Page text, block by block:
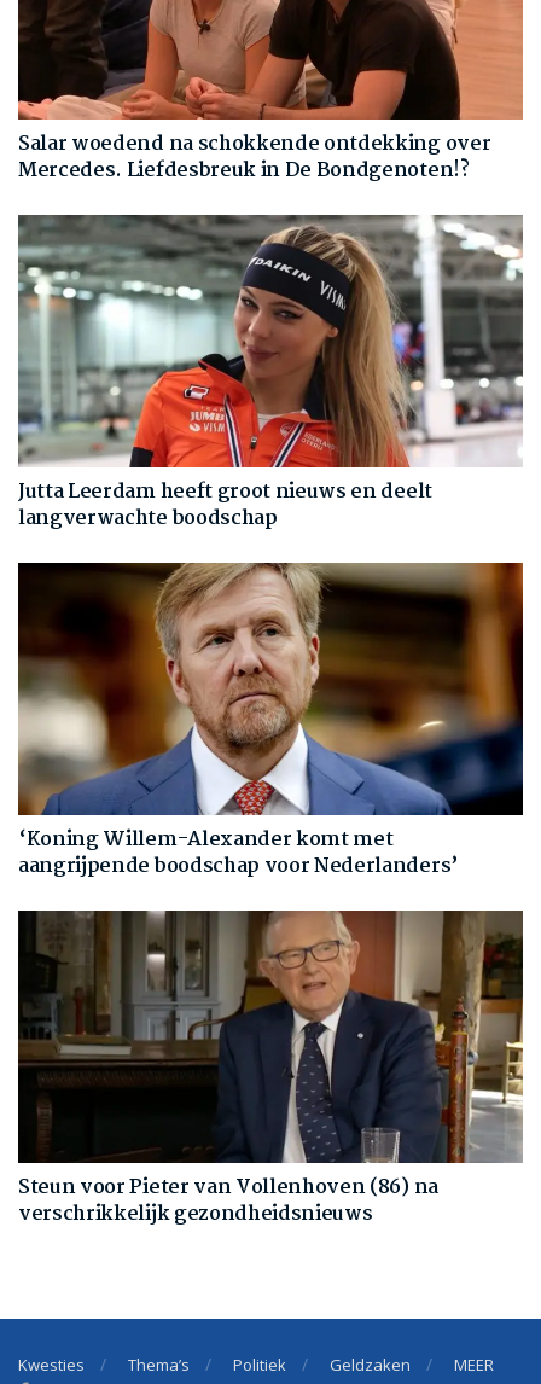
Salar woedend na schokkende ontdekking over
Mercedes. Liefdesbreuk in De Bondgenoten!?
Jutta Leerdam heeft groot nieuws en deelt
langverwachte boodschap
‘Koning Willem-Alexander komt met
aangrijpende boodschap voor Nederlanders’
Steun voor Pieter van Vollenhoven (86) na
verschrikkelijk gezondheidsnieuws
Kwesties Thema’s Politiek Geldzaken MEER